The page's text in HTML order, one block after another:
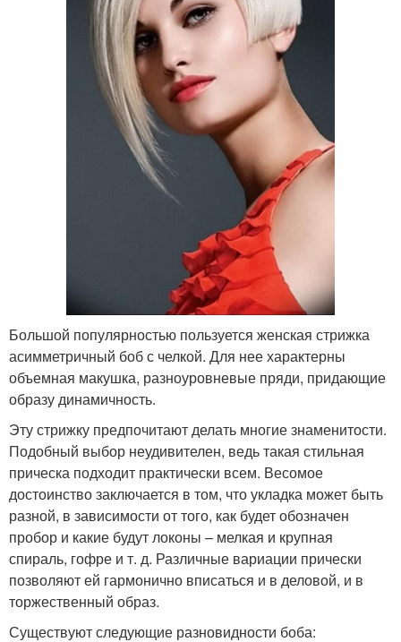
Большой популярностью пользуется женская стрижка
асимметричный боб с челкой. Для нее характерны
объемная макушка, разноуровневые пряди, придающие
образу динамичность.
Эту стрижку предпочитают делать многие знаменитости.
Подобный выбор неудивителен, ведь такая стильная
прическа подходит практически всем. Весомое
достоинство заключается в том, что укладка может быть
разной, в зависимости от того, как будет обозначен
пробор и какие будут локоны – мелкая и крупная
спираль, гофре и т. д. Различные вариации прически
позволяют ей гармонично вписаться и в деловой, и в
торжественный образ.
Существуют следующие разновидности боба: